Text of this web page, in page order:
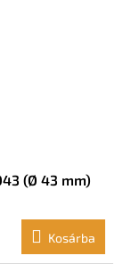
(Ø 43 mm)
Kosárba